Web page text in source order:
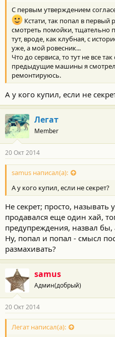
С первым утверждением
Кстати, так попал в первый
смотреть помойки, тщательно
тут, вроде, как клубная, с
уже, а мой ровесник...
Что до сервиса, то тут не все
предыдущие машины я смотрел
ремонтируюсь.
А у кого купил, если не
Легат
Member
20 Окт 2014
samus написал(а):
А у кого купил, если не секрет?
Не секрет; просто,
продавался еще один хай,
предупреждения, назвал бы,
Ну, попал и попал - смысл
размахивать?
samus
Админ(добрый)
20 Окт 2014
Легат написал(а):